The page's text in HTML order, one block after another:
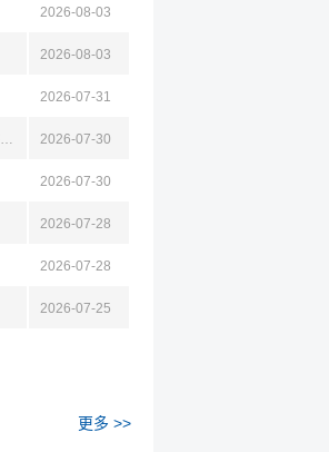
2026-08-03
2026-08-03
2026-07-31
湖北中医药高等专科学校护理学院 2026-07-30
2026-07-30
2026-07-28
2026-07-28
2026-07-25
更多 >>